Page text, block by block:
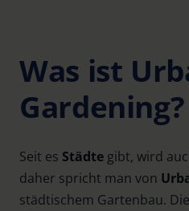
Was ist
Gardening?
Seit es Städte gibt, wird
daher spricht man von
städtischem Gartenbau.